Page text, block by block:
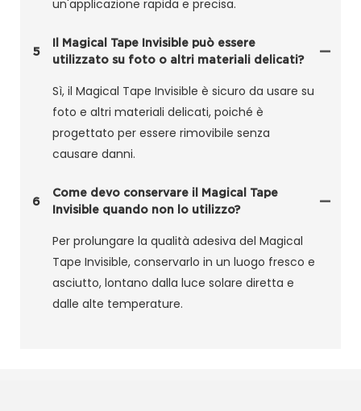
un'applicazione rapida e precisa.
5
Il Magical Tape Invisible può essere
utilizzato su foto o altri materiali delicati?
Sì, il Magical Tape Invisible è sicuro da usare su
foto e altri materiali delicati, poiché è
progettato per essere rimovibile senza
causare danni.
6
Come devo conservare il Magical Tape
Invisible quando non lo utilizzo?
Per prolungare la qualità adesiva del Magical
Tape Invisible, conservarlo in un luogo fresco e
asciutto, lontano dalla luce solare diretta e
dalle alte temperature.